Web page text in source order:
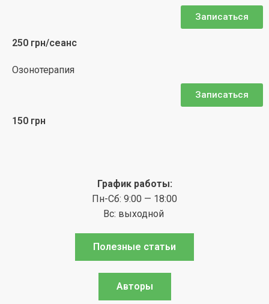
Записаться
250 грн/сеанс
Озонотерапия
Записаться
150 грн
График работы:
Пн-Сб: 9:00 — 18:00
Вс: выходной
Полезные статьи
Авторы